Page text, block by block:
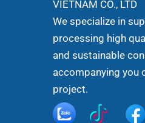
VIETNAM CO., LTD
We specialize in
processing high
and sustainable
accompanying you
project.